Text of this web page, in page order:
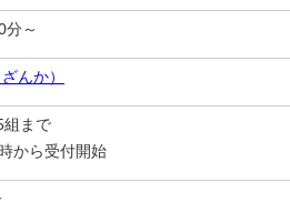
分～
んか）
まで
から受付開始